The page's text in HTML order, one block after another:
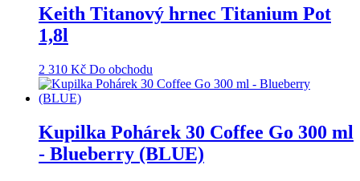
Keith Titanový hrnec Titanium Pot
1,8l
2 310 Kč Do obchodu
Kupilka Pohárek 30 Coffee Go 300 ml
- Blueberry (BLUE)